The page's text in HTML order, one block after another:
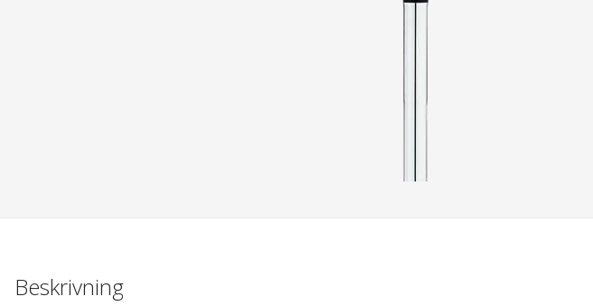
Beskrivning